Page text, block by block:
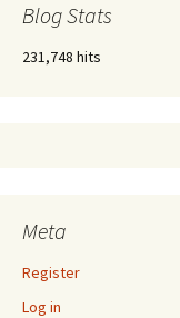
Blog Stats
231,748 hits
Meta
Register
Log in